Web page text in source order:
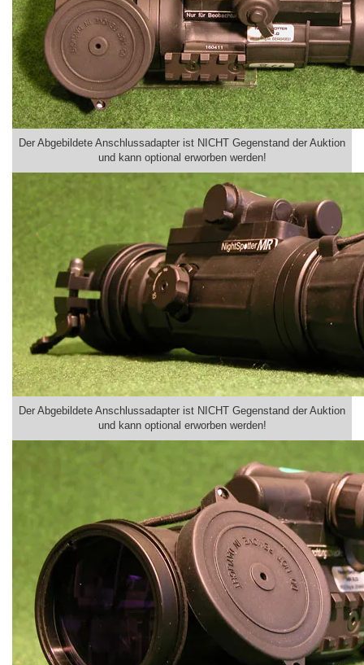
Der Abgebildete Anschlussadapter ist NICHT Gegenstand der Auktion
und kann optional erworben werden!
Der Abgebildete Anschlussadapter ist NICHT Gegenstand der Auktion
und kann optional erworben werden!